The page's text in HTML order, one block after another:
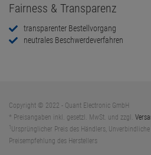
Fairness & Transparenz
transparenter Bestellvorgang
neutrales Beschwerdeverfahren
Copyright © 2022 - Quant Electronic GmbH
* Preisangaben inkl. gesetzl. MwSt. und zzgl.
Ursprünglicher Preis des Händlers, Unverbindliche
Preisempfehlung des Herstellers